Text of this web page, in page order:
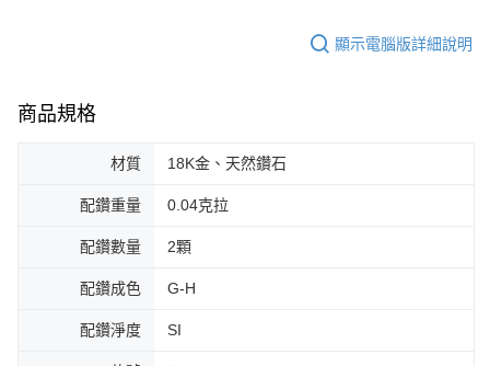
顯示電腦版詳細說明
商品規格
材質 18K金、天然鑽石
配鑽重量 0.04克拉
配鑽數量 2顆
配鑽成色 G-H
配鑽淨度 SI